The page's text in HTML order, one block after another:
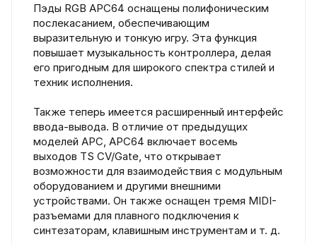
Пэды RGB APC64 оснащены полифоническим
послекасанием, обеспечивающим
выразительную и тонкую игру. Эта функция
повышает музыкальность контроллера, делая
его пригодным для широкого спектра стилей и
техник исполнения.
Также теперь имеется расширенный интерфейс
ввода-вывода. В отличие от предыдущих
моделей APC, APC64 включает восемь
выходов TS CV/Gate, что открывает
возможности для взаимодействия с модульным
оборудованием и другими внешними
устройствами. Он также оснащен тремя MIDI-
разъемами для плавного подключения к
синтезаторам, клавишным инструментам и т. д.